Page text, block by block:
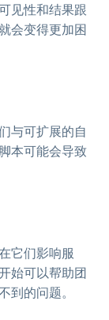
见性和结果跟
会变得更加困
与可扩展的自
本可能会导致
它们影响服
始可以帮助团
的问题。